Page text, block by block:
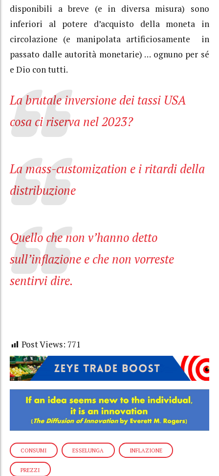
disponibili a breve (e in diversa misura) sono
inferiori al potere d’acquisto della moneta in
circolazione (e manipolata artificiosamente in
passato dalle autorità monetarie) … ognuno per sé
e Dio con tutti.
La brutale inversione dei tassi USA
cosa ci riserva nel 2023?
La mass-customization e i ritardi della
distribuzione
Quello che non v’hanno detto
sull’inflazione e che non vorreste
sentirvi dire.
Post Views: 771
CONSUMI ESSELUNGA INFLAZIONE
PREZZI